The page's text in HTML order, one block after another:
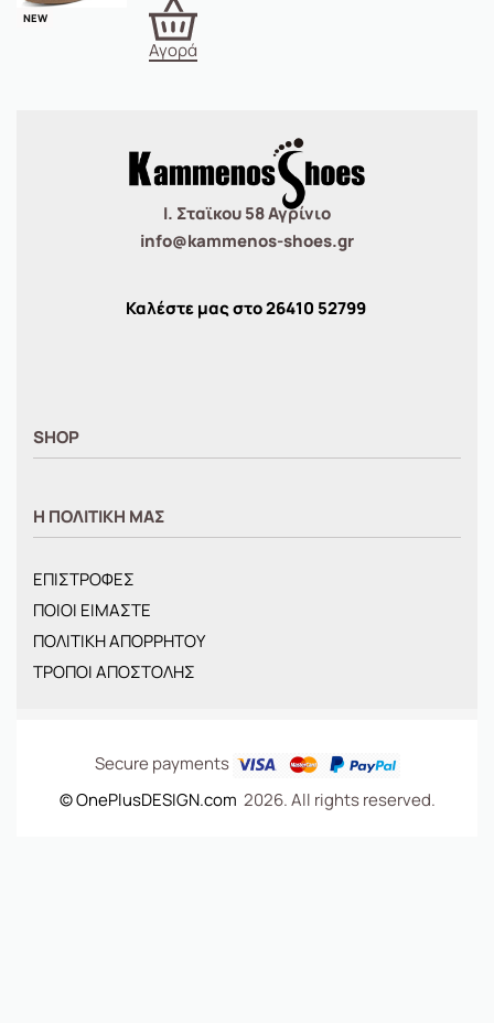
NEW
Αγορά
Ι. Σταϊκου 58 Αγρίνιο
info@kammenos-shoes.gr
Καλέστε μας στο26410 52799
SHOP
ΓΥΝΑΙΚΕΙΑ
BRANDS
ΝΕΕΣ ΑΦΙΞΕΙΣ
OFFERS
ΤΣΑΝΤΕΣ
Η ΠΟΛΙΤΙΚΗ ΜΑΣ
ΕΠΙΣΤΡΟΦΕΣ
ΠΟΙΟΙ ΕΙΜΑΣΤΕ
ΠΟΛΙΤΙΚΗ ΑΠΟΡΡΗΤΟΥ
ΤΡΟΠΟΙ ΑΠΟΣΤΟΛΗΣ
Secure payments
© OnePlusDESIGN.com 2026. All rights reserved.